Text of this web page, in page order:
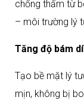
chống thấm từ
– môi trường lý
Tăng độ bám
Tạo bề mặt lý
mịn, không bị